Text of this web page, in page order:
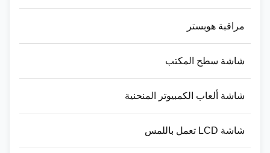
مراقبة هوبستر
شاشة سطح المكتب
شاشة ألعاب الكمبيوتر المنحنية
شاشة LCD تعمل باللمس